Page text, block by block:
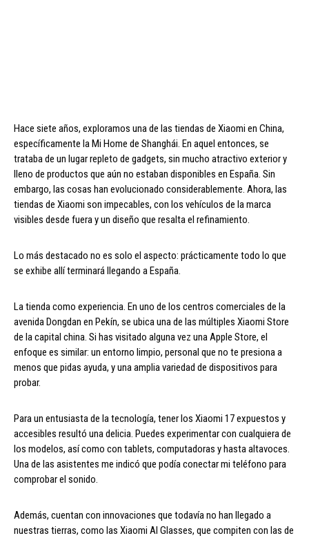
Hace siete años, exploramos una de las tiendas de Xiaomi en China,
específicamente la Mi Home de Shanghái. En aquel entonces, se
trataba de un lugar repleto de gadgets, sin mucho atractivo exterior y
lleno de productos que aún no estaban disponibles en España. Sin
embargo, las cosas han evolucionado considerablemente. Ahora, las
tiendas de Xiaomi son impecables, con los vehículos de la marca
visibles desde fuera y un diseño que resalta el refinamiento.
Lo más destacado no es solo el aspecto: prácticamente todo lo que
se exhibe allí terminará llegando a España.
La tienda como experiencia. En uno de los centros comerciales de la
avenida Dongdan en Pekín, se ubica una de las múltiples Xiaomi Store
de la capital china. Si has visitado alguna vez una Apple Store, el
enfoque es similar: un entorno limpio, personal que no te presiona a
menos que pidas ayuda, y una amplia variedad de dispositivos para
probar.
Para un entusiasta de la tecnología, tener los Xiaomi 17 expuestos y
accesibles resultó una delicia. Puedes experimentar con cualquiera de
los modelos, así como con tablets, computadoras y hasta altavoces.
Una de las asistentes me indicó que podía conectar mi teléfono para
comprobar el sonido.
Además, cuentan con innovaciones que todavía no han llegado a
nuestras tierras, como las Xiaomi AI Glasses, que compiten con las de